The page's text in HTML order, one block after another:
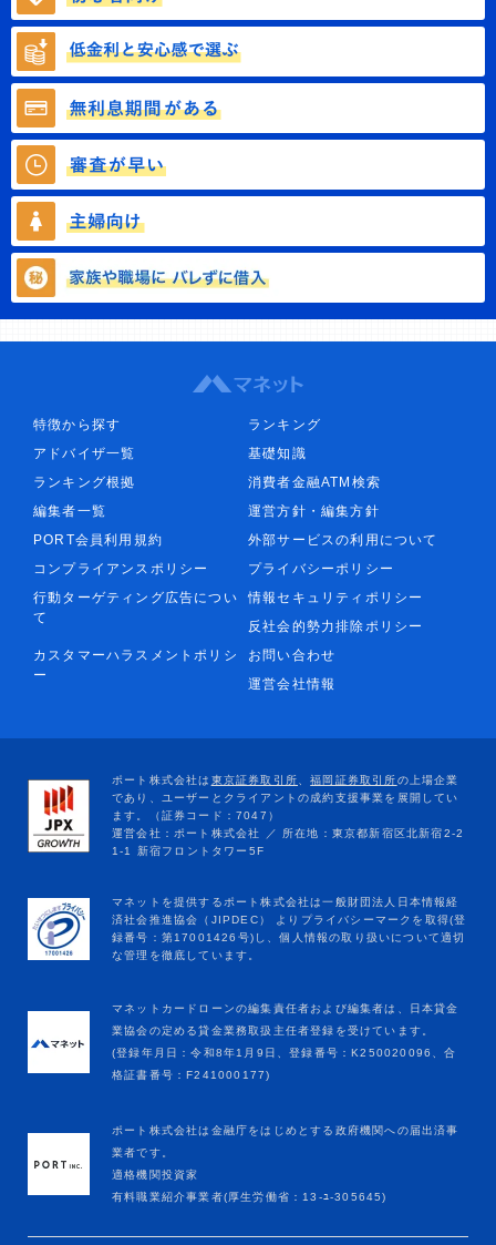
特徴から探す
ランキング
アドバイザ一覧
基礎知識
ランキング根拠
消費者金融ATM検索
編集者一覧
運営方針・編集方針
PORT会員利用規約
外部サービスの利用について
コンプライアンスポリシー
プライバシーポリシー
行動ターゲティング広告につい
て
情報セキュリティポリシー
反社会的勢力排除ポリシー
カスタマーハラスメントポリシ
ー
お問い合わせ
運営会社情報
マネットカードローンの編集責任者および編集者は、日本貸金
業協会の定める貸金業務取扱主任者登録を受けています。
(登録年月日：令和8年1月9日、登録番号：K250020096、合
格証書番号：F241000177)
ポート株式会社は金融庁をはじめとする政府機関への届出済事
業者です。
適格機関投資家
有料職業紹介事業者(厚生労働省：13-ﾕ-305645)